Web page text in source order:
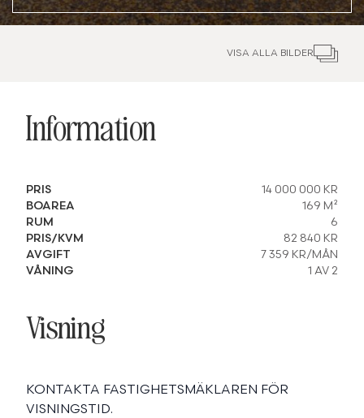
VISA ALLA BILDER
Information
PRIS
14 000 000 KR
BOAREA
169 M²
RUM
6
PRIS/KVM
82 840 KR
AVGIFT
7 359 KR/MÅN
VÅNING
1 AV 2
Visning
KONTAKTA FASTIGHETSMÄKLAREN FÖR
VISNINGSTID.